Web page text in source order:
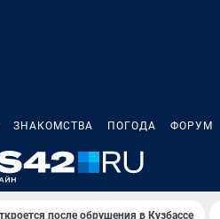
ЗНАКОМСТВА ПОГОДА ФОРУМ
после обрушения в Кузбассе